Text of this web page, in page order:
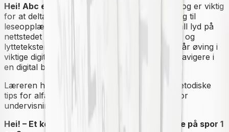
Hei! Abc elevnettsted
og er viktig
for at deltakeren skal få en helhetlig tilnærming til
leseopplæringen. Deltakere og lærere finner all lyd på
nettstedet i tillegg til differensierte digitale lese- og
lyttetekster og interaktive oppgaver. Elevene får øving i
viktige digitale ferdigheter som blant annet å navigere i
en digital bok.
Læreren har tilgang til veiledningsmateriell, metodiske
tips for alfabetiseringen og tilleggsressurser for
undervisningen på
Hei! – Et komplett læreverk for nybegynnere på spor 1